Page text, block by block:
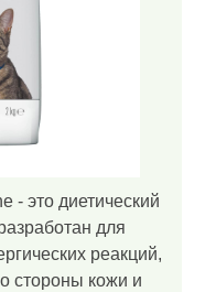
- это диетический
для
реакций,
стороны кожи и